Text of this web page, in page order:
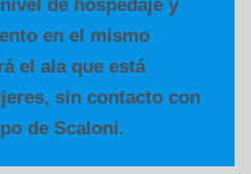
de hospedaje y
en el mismo
el ala que está
sin contacto con
de Scaloni.